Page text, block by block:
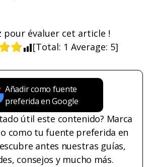
pour évaluer cet article !
[Total: 1 Average: 5]
Añadir como fuente
preferida en Google
útil este contenido? Marca
como tu fuente preferida en
antes nuestras guías,
consejos y mucho más.